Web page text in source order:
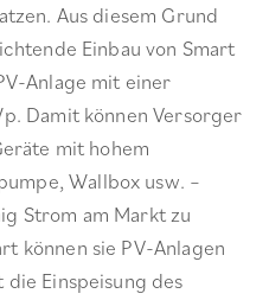
Aus diesem Grund
Einbau von Smart
Anlage mit einer
Damit können Versorger
mit hohem
Wallbox usw. –
Strom am Markt zu
können sie PV-Anlagen
Einspeisung des